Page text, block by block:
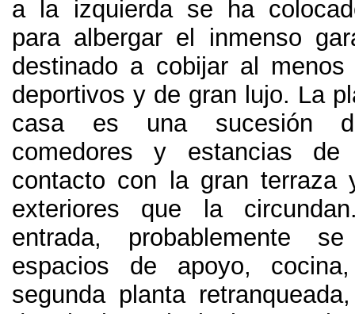
a la izquierda se ha
para albergar el inmenso
destinado a cobijar al
deportivos y de gran lujo. La
casa es una sucesión
comedores y estancias de
contacto con la gran terraza
exteriores que la
entrada, probablemente
espacios de apoyo,
segunda planta